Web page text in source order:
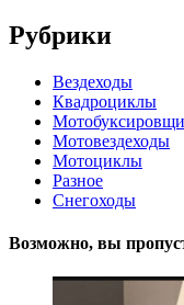
Рубрики
Вездеходы
Квадроциклы
Мотовездеходы
Мотоциклы
Разное
Снегоходы
Возможно, вы